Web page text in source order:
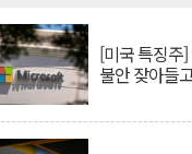
[미국 특징주
불안 잦아들